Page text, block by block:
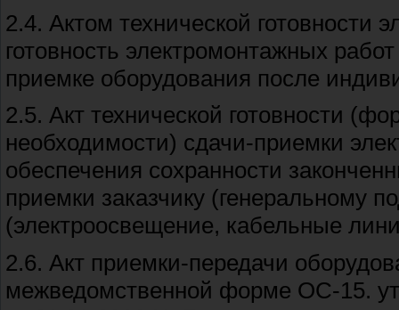
2.4. Актом технической
готовность электромонтажных
приемке оборудования после
2.5. Акт технической готовности
необходимости) сдачи-приемки
обеспечения сохранности
приемки заказчику (генеральному
(электроосвещение, кабельные
2.6. Акт приемки-передачи
межведомственной форме ОС-15.